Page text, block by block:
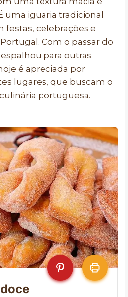
uma iguaria tradicional
festas, celebrações e
Com o passar do
para outras
é apreciada por
lugares, que buscam o
portuguesa.